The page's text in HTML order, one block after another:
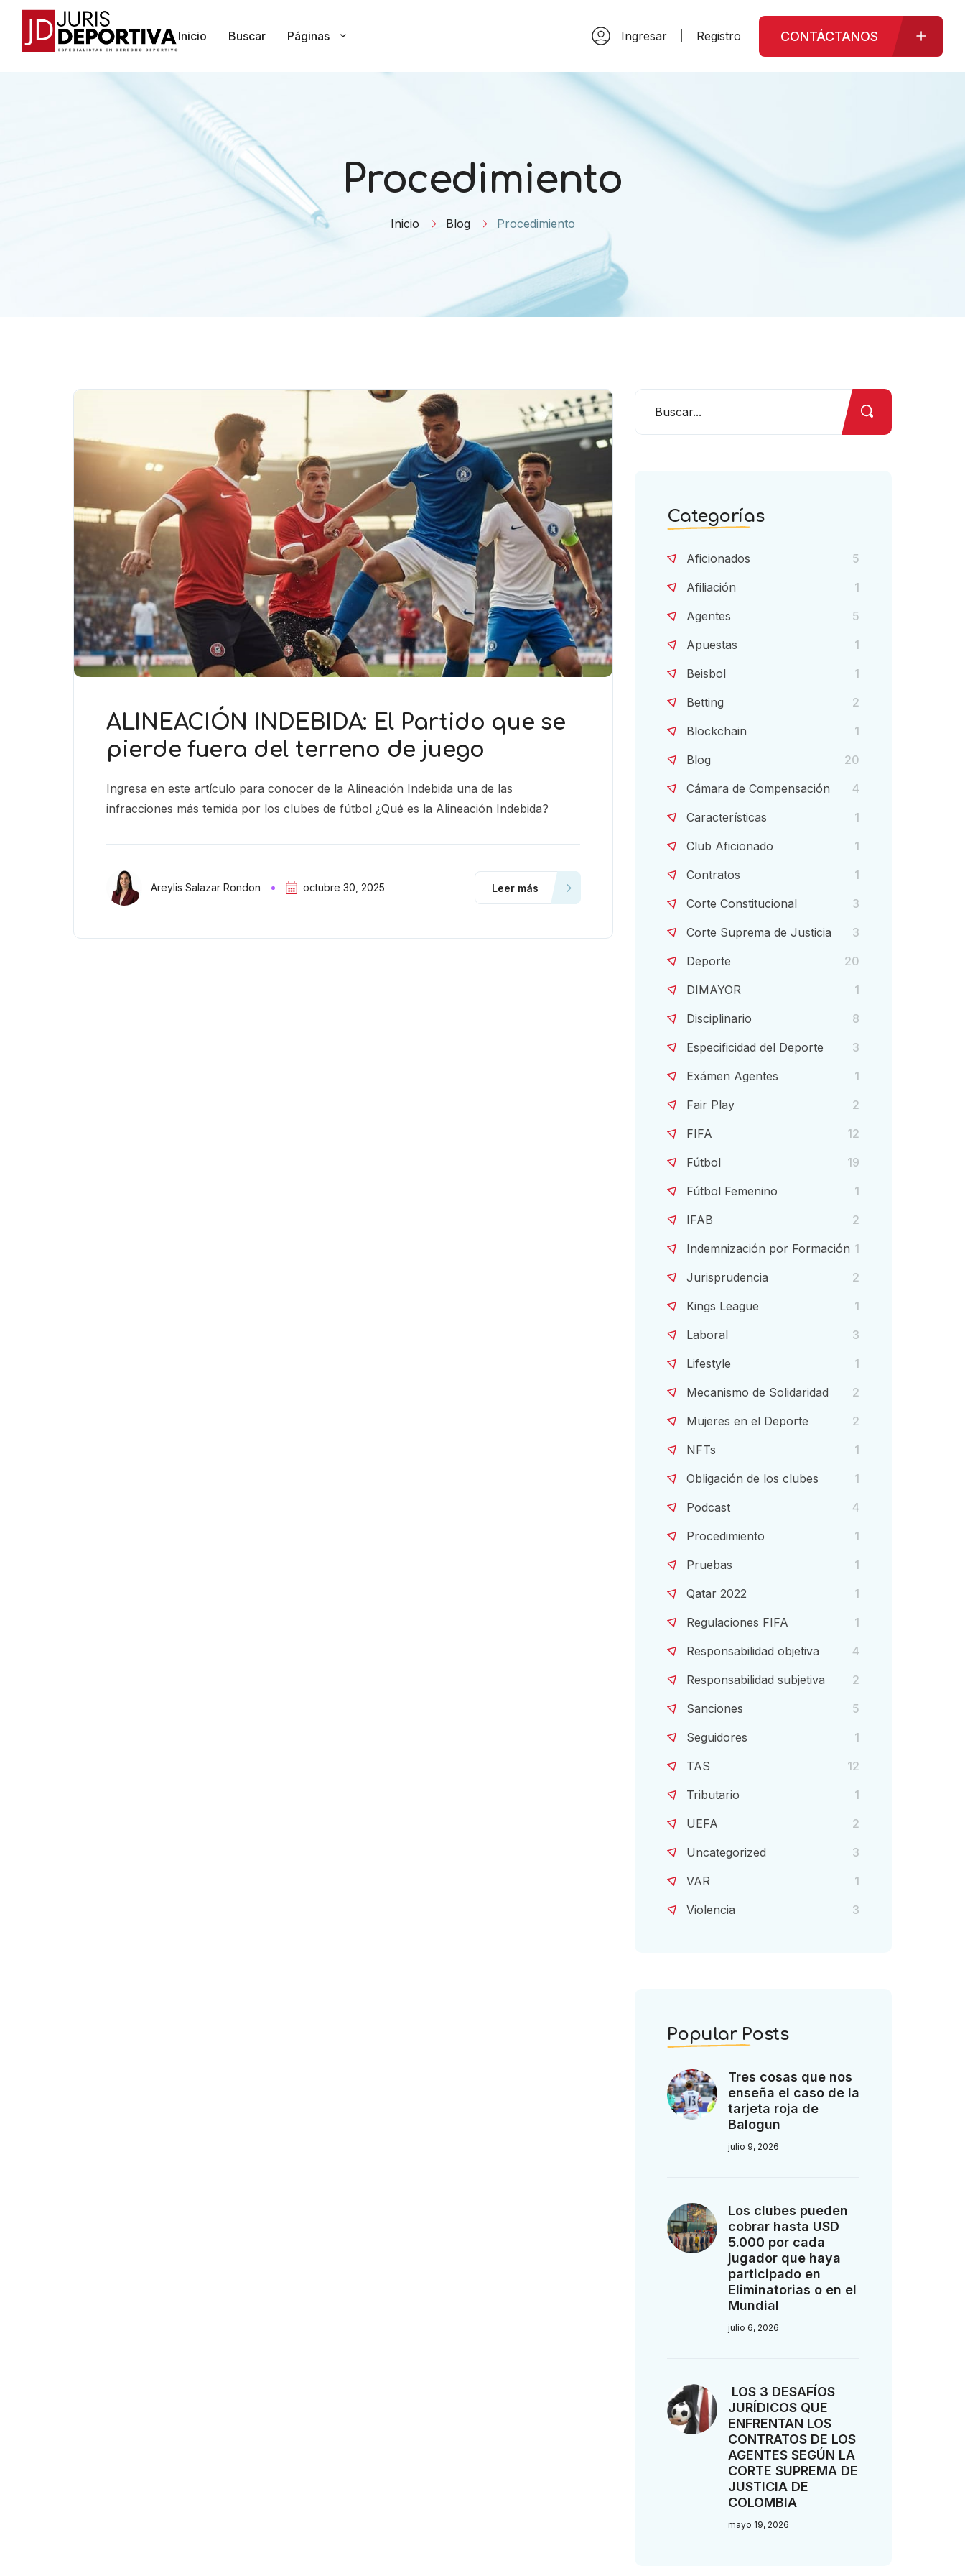
Inicio Buscar Páginas Ingresar Registro CONTÁCTANOS
Procedimiento
Inicio Blog Procedimiento
ALINEACIÓN INDEBIDA: El Partido que se
pierde fuera del terreno de juego
Ingresa en este artículo para conocer de la Alineación Indebida una de las
infracciones más temida por los clubes de fútbol ¿Qué es la Alineación Indebida?
Areylis Salazar Rondon octubre 30, 2025 Leer más
Categorías
Aficionados
5
Afiliación
1
Agentes
5
Apuestas
1
Beisbol
1
Betting
2
Blockchain
1
Blog
20
Cámara de Compensación
4
Características
1
Club Aficionado
1
Contratos
1
Corte Constitucional
3
Corte Suprema de Justicia
3
Deporte
20
DIMAYOR
1
Disciplinario
8
Especificidad del Deporte
3
Exámen Agentes
1
Fair Play
2
FIFA
12
Fútbol
19
Fútbol Femenino
1
IFAB
2
Indemnización por Formación 1
Jurisprudencia
2
Kings League
1
Laboral
3
Lifestyle
1
Mecanismo de Solidaridad
2
Mujeres en el Deporte
2
NFTs
1
Obligación de los clubes
1
Podcast
4
Procedimiento
1
Pruebas
1
Qatar 2022
1
Regulaciones FIFA
1
Responsabilidad objetiva
4
Responsabilidad subjetiva
2
Sanciones
5
Seguidores
1
TAS
12
Tributario
1
UEFA
2
Uncategorized
3
VAR
1
Violencia
3
Popular Posts
Tres cosas que nos
enseña el caso de la
tarjeta roja de
Balogun
julio 9, 2026
Los clubes pueden
cobrar hasta USD
5.000 por cada
jugador que haya
participado en
Eliminatorias o en el
Mundial
julio 6, 2026
LOS 3 DESAFÍOS
JURÍDICOS QUE
ENFRENTAN LOS
CONTRATOS DE LOS
AGENTES SEGÚN LA
CORTE SUPREMA DE
JUSTICIA DE
COLOMBIA
mayo 19, 2026